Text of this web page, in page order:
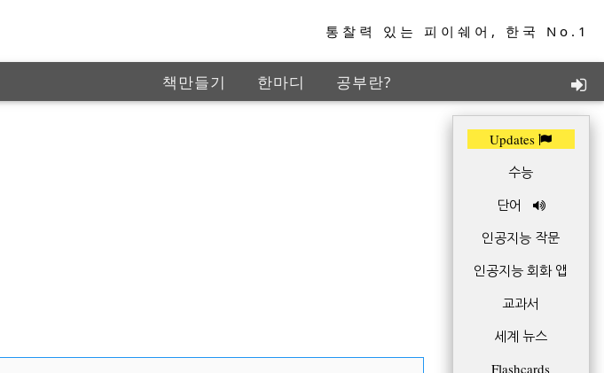
통찰력 있는 피이쉐어, 한국 No.1
책만들기 한마디
공부란?
Updates
수능
단어
인공지능 작문
인공지능 회화 앱
교과서
세계 뉴스
Flashcards